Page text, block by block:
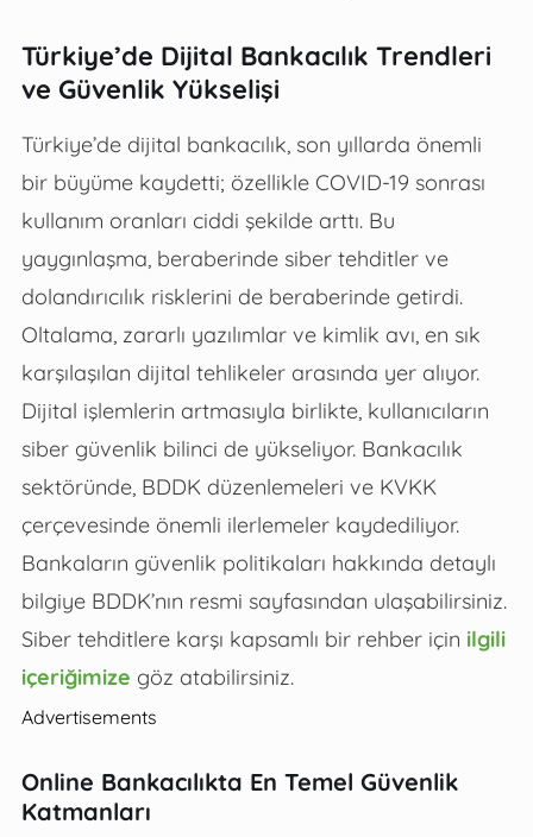
Türkiye’de Dijital Bankacılık Trendleri
ve Güvenlik Yükselişi
Türkiye’de dijital bankacılık, son yıllarda önemli
bir büyüme kaydetti; özellikle COVID-19 sonrası
kullanım oranları ciddi şekilde arttı. Bu
yaygınlaşma, beraberinde siber tehditler ve
dolandırıcılık risklerini de beraberinde getirdi.
Oltalama, zararlı yazılımlar ve kimlik avı, en sık
karşılaşılan dijital tehlikeler arasında yer alıyor.
Dijital işlemlerin artmasıyla birlikte, kullanıcıların
siber güvenlik bilinci de yükseliyor. Bankacılık
sektöründe, BDDK düzenlemeleri ve KVKK
çerçevesinde önemli ilerlemeler kaydediliyor.
Bankaların güvenlik politikaları hakkında detaylı
bilgiye BDDK’nın resmi sayfasından ulaşabilirsiniz.
Siber tehditlere karşı kapsamlı bir rehber için ilgili
içeriğimize göz atabilirsiniz.
Advertisements
Online Bankacılıkta En Temel Güvenlik
Katmanları